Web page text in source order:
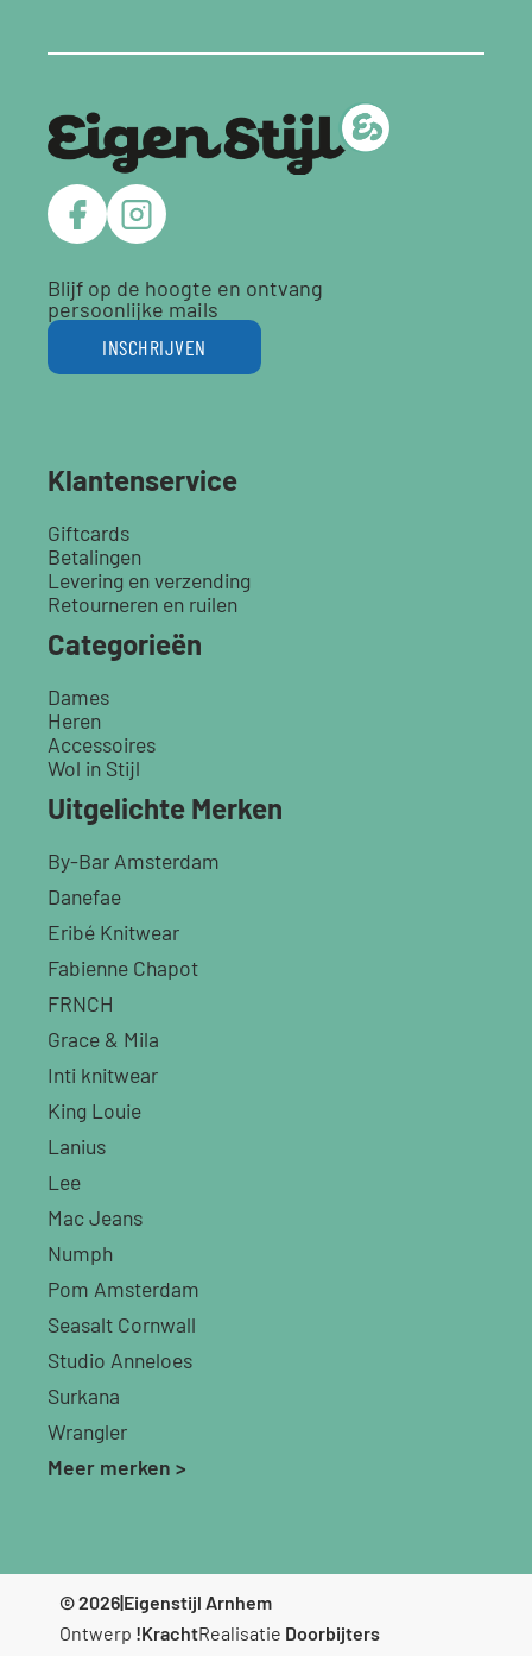
Blijf op de hoogte en ontvang
persoonlijke mails
INSCHRIJVEN
Klantenservice
Giftcards
Betalingen
Levering en verzending
Retourneren en ruilen
Categorieën
Dames
Heren
Accessoires
Wol in Stijl
Uitgelichte Merken
By-Bar Amsterdam
Danefae
Eribé Knitwear
Fabienne Chapot
FRNCH
Grace & Mila
Inti knitwear
King Louie
Lanius
Lee
Mac Jeans
Numph
Pom Amsterdam
Seasalt Cornwall
Studio Anneloes
Surkana
Wrangler
Meer merken >
© 2026|Eigenstijl Arnhem
Ontwerp !KrachtRealisatie Doorbijters